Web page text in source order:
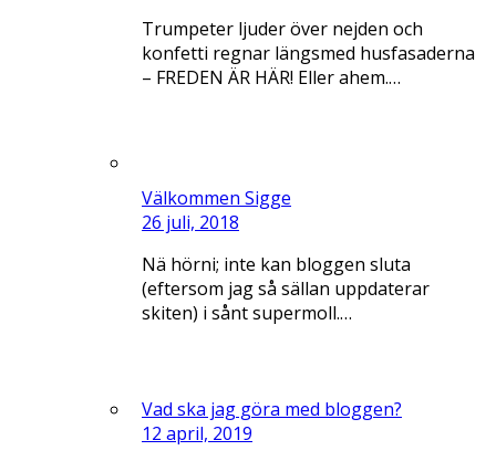
Trumpeter ljuder över nejden och
konfetti regnar längsmed husfasaderna
– FREDEN ÄR HÄR! Eller ahem.…
Välkommen Sigge
26 juli, 2018
Nä hörni; inte kan bloggen sluta
(eftersom jag så sällan uppdaterar
skiten) i sånt supermoll.…
Vad ska jag göra med bloggen?
12 april, 2019